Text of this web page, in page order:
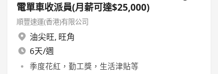
電單車收派員(月薪可達$25,000)
順豐速運(香港)有限公司
油尖旺, 旺角
6天/週
季度花紅，勤工獎，生活津貼等